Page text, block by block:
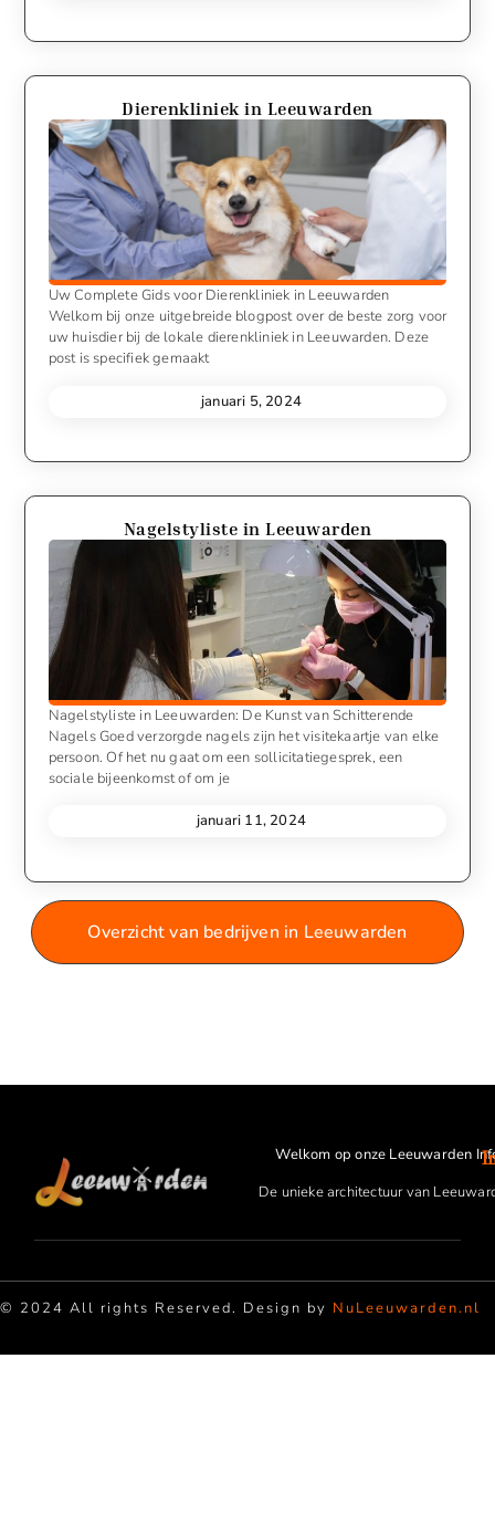
Dierenkliniek in Leeuwarden
Uw Complete Gids voor Dierenkliniek in Leeuwarden
Welkom bij onze uitgebreide blogpost over de beste zorg voor
uw huisdier bij de lokale dierenkliniek in Leeuwarden. Deze
post is specifiek gemaakt
januari 5, 2024
Nagelstyliste in Leeuwarden
Nagelstyliste in Leeuwarden: De Kunst van Schitterende
Nagels Goed verzorgde nagels zijn het visitekaartje van elke
persoon. Of het nu gaat om een sollicitatiegesprek, een
sociale bijeenkomst of om je
januari 11, 2024
Overzicht van bedrijven in Leeuwarden
Welkom op onze Leeuwarden
De unieke architectuur van
© 2024 All rights Reserved. Design by NuLeeuwarden.nl